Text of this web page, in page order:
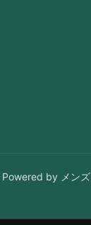
by メンズ